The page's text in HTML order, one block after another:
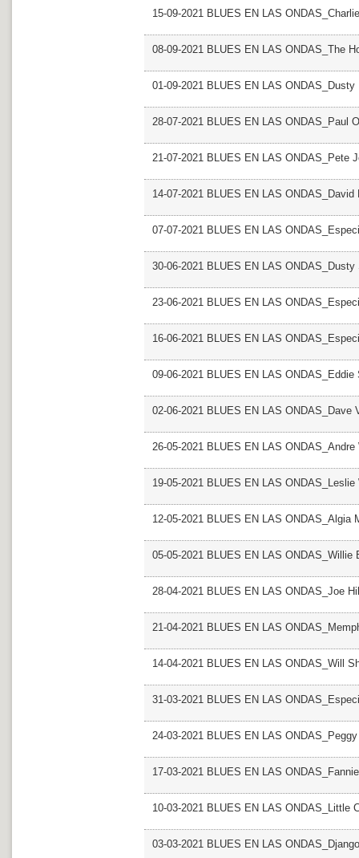
15-09-2021 BLUES EN LAS
08-09-2021 BLUES EN LAS ONDAS_The
01-09-2021 BLUES EN LAS ONDAS_Dusty
28-07-2021 BLUES EN LAS ONDAS_Paul
21-07-2021 BLUES EN LAS ONDAS_Pete
14-07-2021 BLUES EN LAS ONDAS_David
07-07-2021 BLUES EN LAS
30-06-2021 BLUES EN LAS ONDAS_Dusty
23-06-2021 BLUES EN LAS
16-06-2021 BLUES EN LAS
09-06-2021 BLUES EN LAS ONDAS_Eddie
02-06-2021 BLUES EN LAS ONDAS_Dave
26-05-2021 BLUES EN LAS ONDAS_Andre
19-05-2021 BLUES EN LAS ONDAS_Leslie
12-05-2021 BLUES EN LAS ONDAS_Algia
05-05-2021 BLUES EN LAS ONDAS_Willie
28-04-2021 BLUES EN LAS ONDAS_Joe
21-04-2021 BLUES EN LAS
14-04-2021 BLUES EN LAS ONDAS_Will
31-03-2021 BLUES EN LAS
24-03-2021 BLUES EN LAS
17-03-2021 BLUES EN LAS
10-03-2021 BLUES EN LAS ONDAS_Little
03-03-2021 BLUES EN LAS